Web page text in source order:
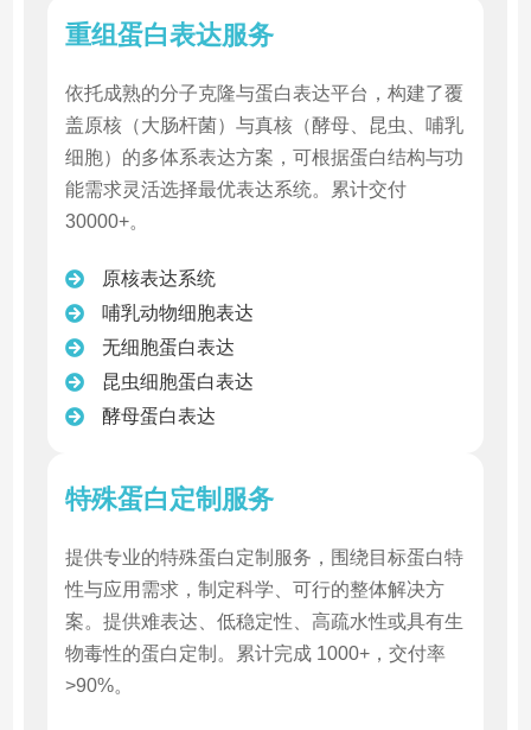
重组蛋白表达服务
依托成熟的分子克隆与蛋白表达平台，构建了覆
盖原核（大肠杆菌）与真核（酵母、昆虫、哺乳
细胞）的多体系表达方案，可根据蛋白结构与功
能需求灵活选择最优表达系统。累计交付
30000+。
原核表达系统
哺乳动物细胞表达
无细胞蛋白表达
昆虫细胞蛋白表达
酵母蛋白表达
特殊蛋白定制服务
提供专业的特殊蛋白定制服务，围绕目标蛋白特
性与应用需求，制定科学、可行的整体解决方
案。提供难表达、低稳定性、高疏水性或具有生
物毒性的蛋白定制。累计完成 1000+，交付率
>90%。